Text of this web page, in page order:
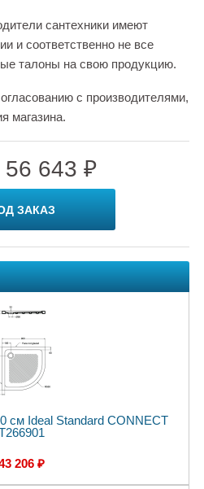
сантехники имеют
и соответственно не все
талоны на свою продукцию.
с производителями,
магазина.
56 643 ₽
ЗАКАЗ
см Ideal Standard CONNECT
206 ₽